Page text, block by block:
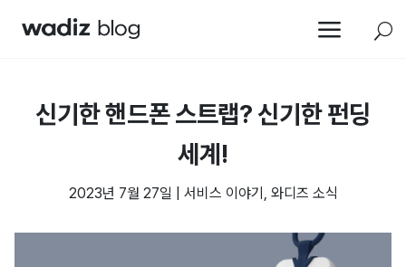
a U
신기한 핸드폰 스트랩? 신기한 펀딩
세계!
2023년 7월 27일 서비스 이야기 , 와디즈 소식